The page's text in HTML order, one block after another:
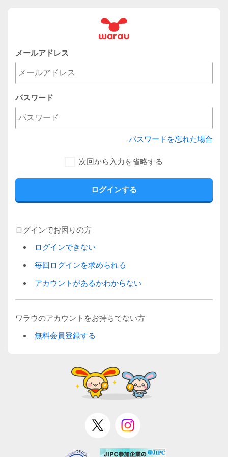
メールアドレス
パスワード
パスワードを忘れた場合
次回から入力を省略する
ログインでお困りの方
ログインできない
毎回ログインを求められる
アカウントがあるかわからない
ワラウのアカウントをお持ちでない方
無料会員登録する